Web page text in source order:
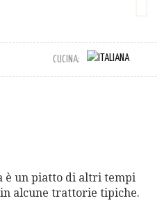
CUCINA:
è un piatto di altri tempi
alcune trattorie tipiche.